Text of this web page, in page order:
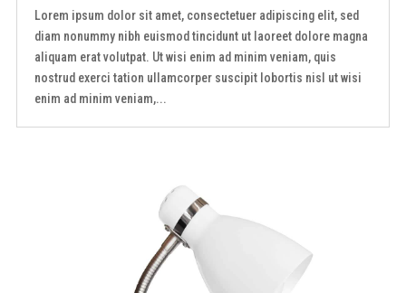
Lorem ipsum dolor sit amet, consectetuer adipiscing elit, sed
diam nonummy nibh euismod tincidunt ut laoreet dolore magna
aliquam erat volutpat. Ut wisi enim ad minim veniam, quis
nostrud exerci tation ullamcorper suscipit lobortis nisl ut wisi
enim ad minim veniam,...